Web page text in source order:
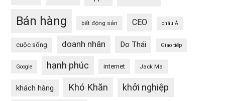
Bán hàng bất động sản CEO châu Á
cuộc sống doanh nhân Do Thái Giao tiếp
Google hạnh phúc internet Jack Ma
khách hàng Khó Khăn khởi nghiệp